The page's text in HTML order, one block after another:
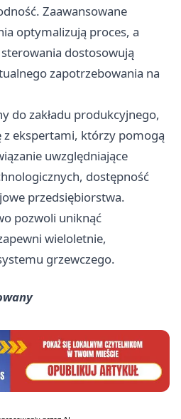
Zaawansowane
optymalizują proces, a
dostosowują
zapotrzebowania na
do zakładu produkcyjnego,
ekspertami, którzy pomogą
uwzględniające
dostępność
przedsiębiorstwa.
pozwoli uniknąć
wieloletnie,
grzewczego.